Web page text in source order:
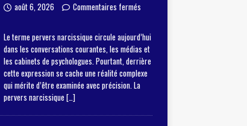
août 6, 2026 Commentaires fermés
Le terme pervers narcissique circule aujourd’hui
dans les conversations courantes, les médias et
les cabinets de psychologues. Pourtant, derrière
cette expression se cache une réalité complexe
qui mérite d’être examinée avec précision. La
pervers narcissique […]